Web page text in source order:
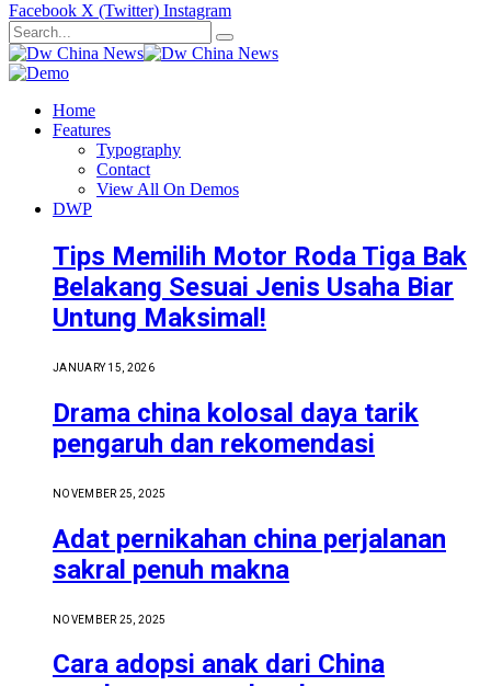
Facebook X (Twitter) Instagram
Home
Features
Typography
Contact
View All On Demos
DWP
Tips Memilih Motor Roda Tiga Bak
Belakang Sesuai Jenis Usaha Biar
Untung Maksimal!
JANUARY 15, 2026
Drama china kolosal daya tarik
pengaruh dan rekomendasi
NOVEMBER 25, 2025
Adat pernikahan china perjalanan
sakral penuh makna
NOVEMBER 25, 2025
Cara adopsi anak dari China